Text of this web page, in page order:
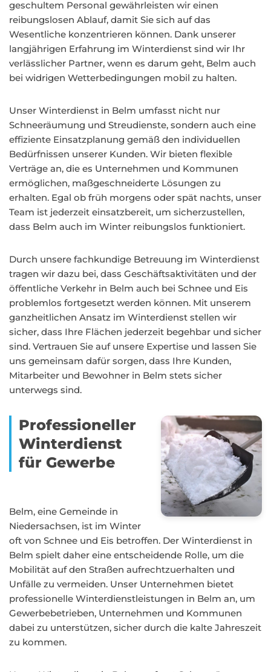
geschultem Personal gewährleisten wir einen
reibungslosen Ablauf, damit Sie sich auf das
Wesentliche konzentrieren können. Dank unserer
langjährigen Erfahrung im Winterdienst sind wir Ihr
verlässlicher Partner, wenn es darum geht, Belm auch
bei widrigen Wetterbedingungen mobil zu halten.
Unser Winterdienst in Belm umfasst nicht nur
Schneeräumung und Streudienste, sondern auch eine
effiziente Einsatzplanung gemäß den individuellen
Bedürfnissen unserer Kunden. Wir bieten flexible
Verträge an, die es Unternehmen und Kommunen
ermöglichen, maßgeschneiderte Lösungen zu
erhalten. Egal ob früh morgens oder spät nachts, unser
Team ist jederzeit einsatzbereit, um sicherzustellen,
dass Belm auch im Winter reibungslos funktioniert.
Durch unsere fachkundige Betreuung im Winterdienst
tragen wir dazu bei, dass Geschäftsaktivitäten und der
öffentliche Verkehr in Belm auch bei Schnee und Eis
problemlos fortgesetzt werden können. Mit unserem
ganzheitlichen Ansatz im Winterdienst stellen wir
sicher, dass Ihre Flächen jederzeit begehbar und sicher
sind. Vertrauen Sie auf unsere Expertise und lassen Sie
uns gemeinsam dafür sorgen, dass Ihre Kunden,
Mitarbeiter und Bewohner in Belm stets sicher
unterwegs sind.
Professioneller
Winterdienst
für Gewerbe
Belm, eine Gemeinde in
Niedersachsen, ist im Winter
oft von Schnee und Eis betroffen. Der Winterdienst in
Belm spielt daher eine entscheidende Rolle, um die
Mobilität auf den Straßen aufrechtzuerhalten und
Unfälle zu vermeiden. Unser Unternehmen bietet
professionelle Winterdienstleistungen in Belm an, um
Gewerbebetrieben, Unternehmen und Kommunen
dabei zu unterstützen, sicher durch die kalte Jahreszeit
zu kommen.